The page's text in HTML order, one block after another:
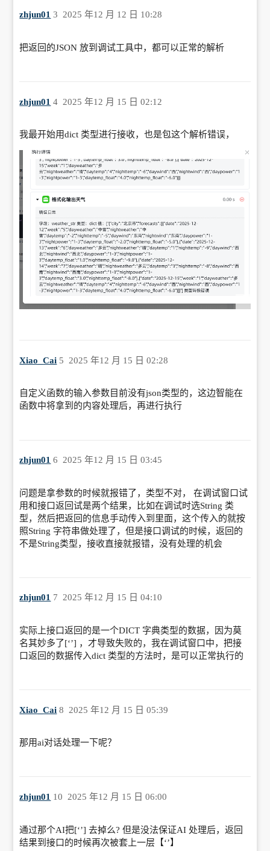
zhjun01 2025 年12 月 12 日 10:28
3
把返回的JSON 放到调试工具中，都可以正常的解析
zhjun01 2025 年12 月 15 日 02:12
4
我最开始用dict 类型进行接收，也是包这个解析错误，
Xiao_Cai 2025 年12 月 15 日 02:28
5
自定义函数的输入参数目前没有json类型的，这边智能在
函数中将拿到的内容处理后，再进行执行
zhjun01 2025 年12 月 15 日 03:45
6
问题是拿参数的时候就报错了，类型不对， 在调试窗口试
用和接口返回试是两个结果，比如在调试时选String 类
型，然后把返回的信息手动传入到里面，这个传入的就按
照String 字符串做处理了，但是接口调试的时候，返回的
不是String类型，接收直接就报错，没有处理的机会
zhjun01 2025 年12 月 15 日 04:10
7
实际上接口返回的是一个DICT 字典类型的数据，因为莫
名其妙多了[‘’] ，才导致失败的，我在调试窗口中，把接
口返回的数据传入dict 类型的方法时，是可以正常执行的
Xiao_Cai 2025 年12 月 15 日 05:39
8
那用ai对话处理一下呢？
zhjun01 2025 年12 月 15 日 06:00
10
通过那个AI把[‘’] 去掉么? 但是没法保证AI 处理后，返回
结果到接口的时候再次被套上一层【‘’】